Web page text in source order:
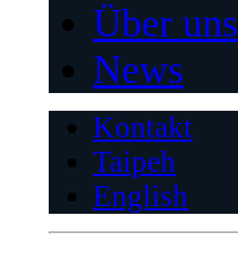
Über uns
News
Kontakt
Taipeh
English